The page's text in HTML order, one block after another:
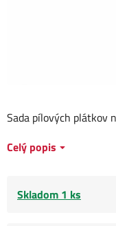
Sada pílových plátkov
Celý popis
Skladom 1 ks